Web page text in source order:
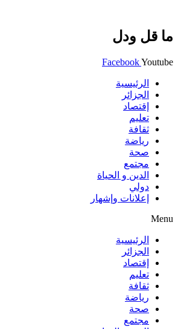
ما قل ودل
FacebookYoutube
الرئيسية
الجزائر
إقتصاد
تعليم
ثقافة
رياضة
صحة
مجتمع
الدين و الحياة
دولي
إعلانات وإشهار
Menu
الرئيسية
الجزائر
إقتصاد
تعليم
ثقافة
رياضة
صحة
مجتمع